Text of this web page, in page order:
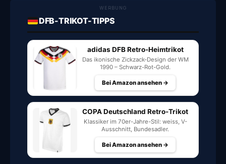
WERBUNG
DFB-TRIKOT-TIPPS
adidas DFB Retro-Heimtrikot
Das ikonische Zickzack-Design der WM
1990 – Schwarz-Rot-Gold.
Bei Amazon ansehen →
COPA Deutschland Retro-Trikot
Klassiker im 70er-Jahre-Stil: weiss, V-
Ausschnitt, Bundesadler.
Bei Amazon ansehen →